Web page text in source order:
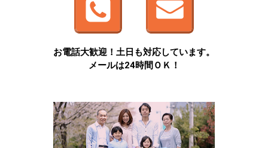
お電話大歓迎！土日も対応しています。
メールは24時間ＯＫ！